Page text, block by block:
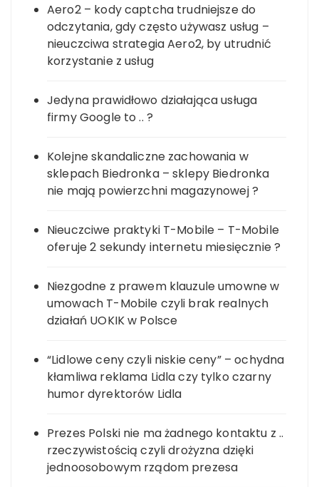
Aero2 – kody captcha trudniejsze do
odczytania, gdy często używasz usług –
nieuczciwa strategia Aero2, by utrudnić
korzystanie z usług
Jedyna prawidłowo działająca usługa
firmy Google to .. ?
Kolejne skandaliczne zachowania w
sklepach Biedronka – sklepy Biedronka
nie mają powierzchni magazynowej ?
Nieuczciwe praktyki T-Mobile – T-Mobile
oferuje 2 sekundy internetu miesięcznie ?
Niezgodne z prawem klauzule umowne w
umowach T-Mobile czyli brak realnych
działań UOKIK w Polsce
“Lidlowe ceny czyli niskie ceny” – ochydna
kłamliwa reklama Lidla czy tylko czarny
humor dyrektorów Lidla
Prezes Polski nie ma żadnego kontaktu z ..
rzeczywistością czyli drożyzna dzięki
jednoosobowym rządom prezesa